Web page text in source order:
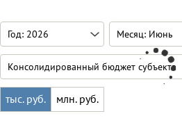
тыс. руб. млн. руб.